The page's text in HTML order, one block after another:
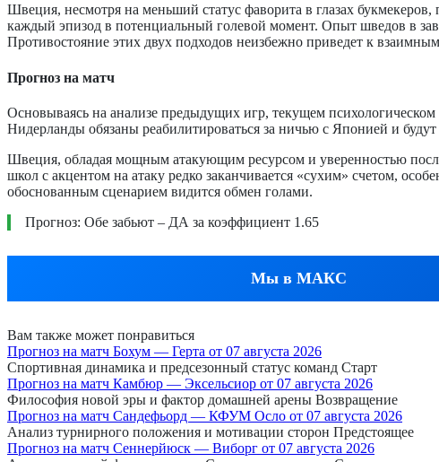
Швеция, несмотря на меньший статус фаворита в глазах
каждый эпизод в потенциальный голевой момент. Опыт шведов в
Противостояние этих двух подходов неизбежно приведет к
Прогноз на матч
Основываясь на анализе предыдущих игр, текущем
Нидерланды обязаны реабилитироваться за ничью с Японией и
Швеция, обладая мощным атакующим ресурсом и уверенностью после
школ с акцентом на атаку редко заканчивается «сухим» счетом,
обоснованным сценарием видится обмен голами.
Прогноз: Обе забьют – ДА за коэффициент 1.65
Мы в МАКС
Вам также может понравиться
Прогноз на матч Бохум — Герта от 07 августа 2026
Спортивная динамика и предсезонный статус команд Старт
Прогноз на матч Камбюр — Эксельсиор от 07 августа 2026
Философия новой эры и фактор домашней арены Возвращение
Прогноз на матч Сандефьорд — КФУМ Осло от 07 августа 2026
Анализ турнирного положения и мотивации сторон Предстоящее
Прогноз на матч Сеннерйюск — Виборг от 07 августа 2026